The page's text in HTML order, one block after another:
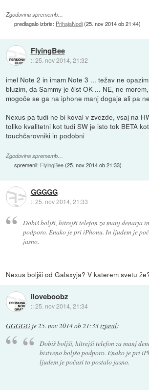
Zgodovina sprememb…
predlagalo izbris: PrihajaNodi(25. nov 2014 ob 21:44)
FlyingBee
::25. nov 2014, 21:32
imel Note 2 in imam Note 3 ... težav ne
bluzim, da Sammy je čist OK ... NE, ne
mogoče se ga na iphone manj dogaja ali pa ne
Nexus pa tudi ne bi koval v zvezde, vsaj na
toliko kvalitetni kot tudi SW je isto tok BETA
touchčarovniki in podobni
Zgodovina sprememb…
spremenil: FlyingBee(25. nov 2014 ob 21:33)
GGGGG
::25. nov 2014, 21:33
Dobiš boljši, hitrejši telefon za manj denarja
podporo. Enako je pri iPhonu. In ljudem je
jasno.
Nexus boljši od Galaxyja? V katerem svetu
iloveboobz
::25. nov 2014, 21:34
GGGGG je25. nov 2014 ob 21:33izjavil:
Dobiš boljši, hitrejši telefon za manj
bistveno boljšo podporo. Enako je pri
ljudem je počasi to postalo jasno.